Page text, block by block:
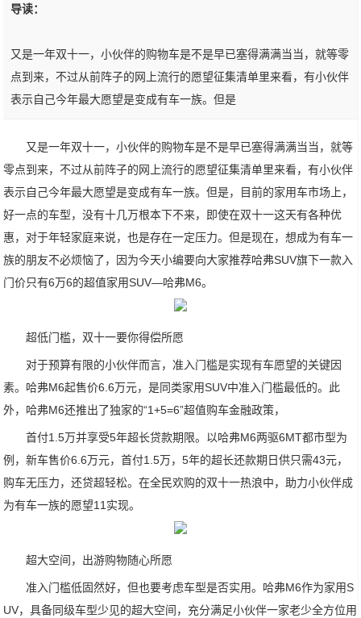
导读：
又是一年双十一，小伙伴的购物车是不是早已塞得满满当当，就等零
点到来，不过从前阵子的网上流行的愿望征集清单里来看，有小伙伴
表示自己今年最大愿望是变成有车一族。但是
又是一年双十一，小伙伴的购物车是不是早已塞得满满当当，就等
零点到来，不过从前阵子的网上流行的愿望征集清单里来看，有小伙伴
表示自己今年最大愿望是变成有车一族。但是，目前的家用车市场上，
好一点的车型，没有十几万根本下不来，即使在双十一这天有各种优
惠，对于年轻家庭来说，也是存在一定压力。但是现在，想成为有车一
族的朋友不必烦恼了，因为今天小编要向大家推荐哈弗SUV旗下一款入
门价只有6万6的超值家用SUV—哈弗M6。
超低门槛，双十一要你得偿所愿
对于预算有限的小伙伴而言，准入门槛是实现有车愿望的关键因
素。哈弗M6起售价6.6万元，是同类家用SUV中准入门槛最低的。此
外，哈弗M6还推出了独家的“1+5=6”超值购车金融政策，
首付1.5万并享受5年超长贷款期限。以哈弗M6两驱6MT都市型为
例，新车售价6.6万元，首付1.5万，5年的超长还款期日供只需43元，
购车无压力，还贷超轻松。在全民欢购的双十一热浪中，助力小伙伴成
为有车一族的愿望11实现。
超大空间，出游购物随心所愿
准入门槛低固然好，但也要考虑车型是否实用。哈弗M6作为家用S
UV，具备同级车型少见的超大空间，充分满足小伙伴一家老少全方位用